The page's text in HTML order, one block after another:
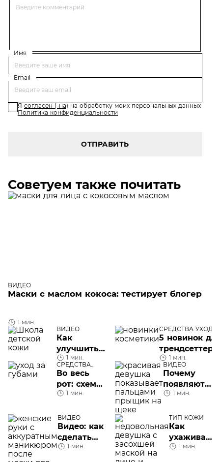
Имя
Email
Я согласен (-на) на обработку моих персональных данных
Политика конфиденциальности
ОТПРАВИТЬ
Советуем также почитать
ВИДЕО
Маски с маслом кокоса: тестирует блогер
1 мин.
ВИДЕО
Как
улучшить
сон
ребенка?
1 мин.
СРЕДСТВА УХОДА
5 новинок
1 мин.
СРЕДСТВА
УХОДА
Во весь
рот: схема
ухода за
1 мин.
ВИДЕО
Почему
появляются
прыщи на
как их
устранить?
1 мин.
ВИДЕО
Видео: как
сделать
маски для
1 мин.
ТИП КОЖИ
Как
ухаживать
за сухой
1 мин.